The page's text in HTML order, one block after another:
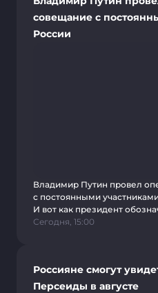
совещание с
России
Владимир Путин провел
с постоянными
И вот как президент
Сегодня, 15:00
Россияне смогут
Персеиды в августе